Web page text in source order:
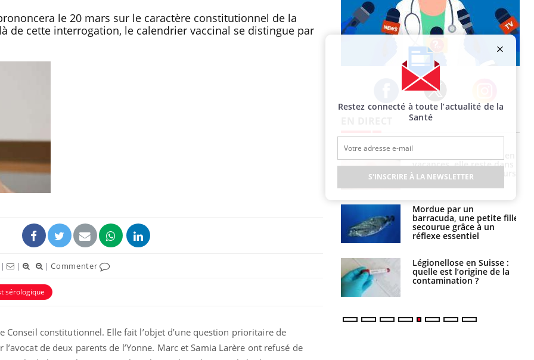
le 20 mars sur le caractère constitutionnel de la
de cette interrogation, le calendrier vaccinal se distingue par
| | |Commenter
sérologique
Conseil constitutionnel. Elle fait l’objet d’une question prioritaire de
de deux parents de l’Yonne. Marc et Samia Larère ont refusé de
Facebook Twitter Instagram
Le smartphone nuit-il à
l'apprentissage de la
vacances, elle reste dans
le coma pendant 42 jours
Mordue par un
barracuda, une petite fille
secourue grâce à un
réflexe essentiel
Légionellose en Suisse :
quelle est l’origine de la
contamination ?
une nouvelle arme contre
les réactions sévères
Comment gérer le
sommeil des enfants en
vacances ?
Bilan prévention : ce que
les kinés pourront
bientôt faire
Restez connecté à toute l’actualité de la
Santé
S'INSCRIRE À LA NEWSLETTER